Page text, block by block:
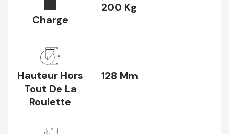
Charge
200 Kg
Hauteur Hors
Tout De La
Roulette
128 Mm